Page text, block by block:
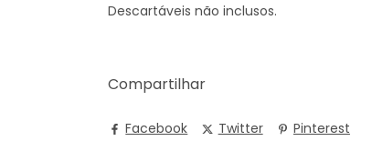
Descartáveis não inclusos.
Compartilhar
Facebook Twitter Pinterest